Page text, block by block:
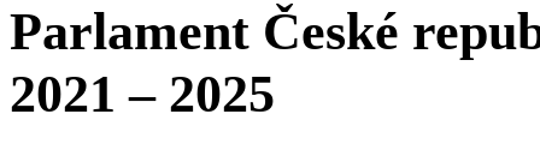
Parlament České
2021 – 2025